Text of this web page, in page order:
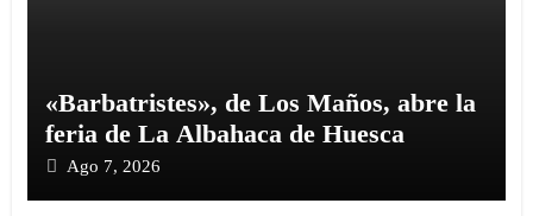
«Barbatristes», de Los Maños, abre la
feria de La Albahaca de Huesca
Ago 7, 2026